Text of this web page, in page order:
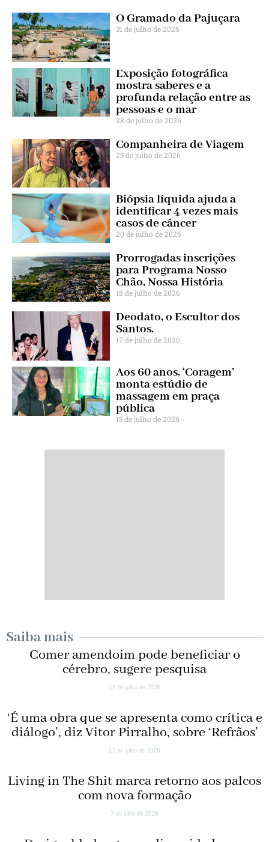
O Gramado da Pajuçara
31 de julho de 2026
Exposição fotográfica
mostra saberes e a
profunda relação entre as
pessoas e o mar
28 de julho de 2026
Companheira de Viagem
25 de julho de 2026
Biópsia líquida ajuda a
identificar 4 vezes mais
casos de câncer
20 de julho de 2026
Prorrogadas inscrições
para Programa Nosso
Chão, Nossa História
18 de julho de 2026
Deodato, o Escultor dos
Santos.
17 de julho de 2026
Aos 60 anos, ‘Coragem’
monta estúdio de
massagem em praça
pública
15 de julho de 2026
Saiba mais
Comer amendoim pode beneficiar o
cérebro, sugere pesquisa
15 de julho de 2026
‘É uma obra que se apresenta como crítica e
diálogo’, diz Vitor Pirralho, sobre ‘Refrãos’
12 de julho de 2026
Living in The Shit marca retorno aos palcos
com nova formação
7 de julho de 2026